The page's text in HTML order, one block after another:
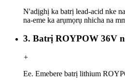
N'adịghị ka batrị lead-acid nke
na-eme ka arụmọrụ nhicha na
3. Batrị ROYPOW 36V
+
Ee. Emebere batrị lithium